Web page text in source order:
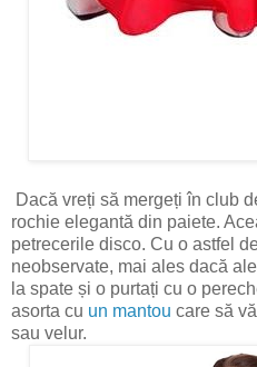
Dacă vreți să mergeți în club
rochie elegantă din paiete.
petrecerile disco. Cu o astfel
neobservate, mai ales dacă
la spate și o purtați cu o
asorta cu un mantou care să
sau velur.